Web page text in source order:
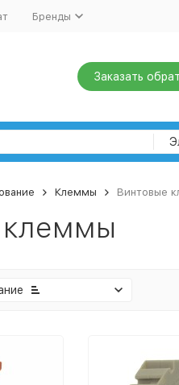
Бренды
Заказать
Клеммы Винтовые
клеммы